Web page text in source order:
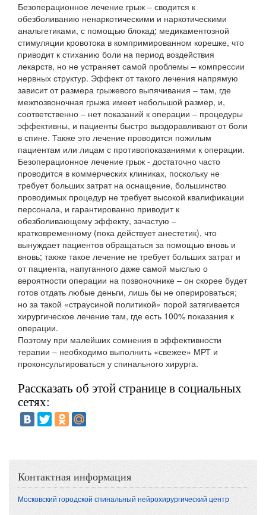
Безоперационное лечение грыж – сводится к
обезболиванию ненаркотическими и наркотическими
анальгетиками, с помощью блокад; медикаментозной
стимуляции кровотока в компримированном корешке, что
приводит к стиханию боли на период воздействия
лекарств, но не устраняет самой проблемы – компрессии
нервных структур. Эффект от такого лечения напрямую
зависит от размера грыжевого выпячивания – там, где
межпозвоночная грыжа имеет небольшой размер, и,
соответственно – нет показаний к операции – процедуры
эффективны, и пациенты быстро выздоравливают от боли
в спине. Также это лечение проводится пожилым
пациентам или лицам с противопоказаниями к операции.
Безоперационное лечение грыж - достаточно часто
проводится в коммерческих клиниках, поскольку не
требует больших затрат на оснащение, большинство
проводимых процедур не требует высокой квалификации
персонала, и гарантированно приводит к
обезболивающему эффекту, зачастую –
кратковременному (пока действует анестетик), что
вынуждает пациентов обращаться за помощью вновь и
вновь; также такое лечение не требует больших затрат и
от пациента, напуганного даже самой мыслью о
вероятности операции на позвоночнике – он скорее будет
готов отдать любые деньги, лишь бы не оперироваться;
но за такой «страусиной политикой» порой затягивается
хирургическое лечение там, где есть 100% показания к
операции.
Поэтому при малейших сомнения в эффективности
терапии – необходимо выполнить «свежее» МРТ и
проконсультироваться у спинального хирурга.
Рассказать об этой странице в социальных
сетях:
Контактная информация
Московский городской спинальный нейрохирургический центр